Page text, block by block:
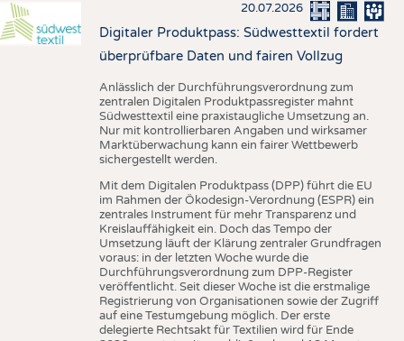
20.07.2026
Digitaler Produktpass: Südwesttextil fordert
überprüfbare Daten und fairen Vollzug
Anlässlich der Durchführungsverordnung zum
zentralen Digitalen Produktpassregister mahnt
Südwesttextil eine praxistaugliche Umsetzung an.
Nur mit kontrollierbaren Angaben und wirksamer
Marktüberwachung kann ein fairer Wettbewerb
sichergestellt werden.
Mit dem Digitalen Produktpass (DPP) führt die EU
im Rahmen der Ökodesign-Verordnung (ESPR) ein
zentrales Instrument für mehr Transparenz und
Kreislauffähigkeit ein. Doch das Tempo der
Umsetzung läuft der Klärung zentraler Grundfragen
voraus: in der letzten Woche wurde die
Durchführungsverordnung zum DPP-Register
veröffentlicht. Seit dieser Woche ist die erstmalige
Registrierung von Organisationen sowie der Zugriff
auf eine Testumgebung möglich. Der erste
delegierte Rechtsakt für Textilien wird für Ende